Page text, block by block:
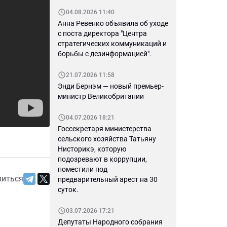
04.08.2026 11:40
Анна Ревенко объявила об уходе
с поста директора "Центра
стратегических коммуникаций и
борьбы с дезинформацией".
21.07.2026 11:58
Энди Бернэм — новый премьер-
министр Великобритании
04.07.2026 18:21
Госсекретаря министерства
сельского хозяйства Татьяну
Нисторикэ, которую
подозревают в коррупции,
поместили под
предварительный арест на 30
суток.
03.07.2026 17:21
Депутаты Народного собрания